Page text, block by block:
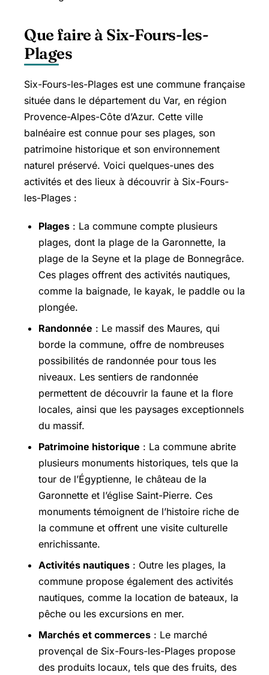
Que faire à Six-Fours-les-
Plages
Six-Fours-les-Plages est une commune française
située dans le département du Var, en région
Provence-Alpes-Côte d’Azur. Cette ville
balnéaire est connue pour ses plages, son
patrimoine historique et son environnement
naturel préservé. Voici quelques-unes des
activités et des lieux à découvrir à Six-Fours-
les-Plages :
Plages : La commune compte plusieurs
plages, dont la plage de la Garonnette, la
plage de la Seyne et la plage de Bonnegrâce.
Ces plages offrent des activités nautiques,
comme la baignade, le kayak, le paddle ou la
plongée.
Randonnée : Le massif des Maures, qui
borde la commune, offre de nombreuses
possibilités de randonnée pour tous les
niveaux. Les sentiers de randonnée
permettent de découvrir la faune et la flore
locales, ainsi que les paysages exceptionnels
du massif.
Patrimoine historique : La commune abrite
plusieurs monuments historiques, tels que la
tour de l’Égyptienne, le château de la
Garonnette et l’église Saint-Pierre. Ces
monuments témoignent de l’histoire riche de
la commune et offrent une visite culturelle
enrichissante.
Activités nautiques : Outre les plages, la
commune propose également des activités
nautiques, comme la location de bateaux, la
pêche ou les excursions en mer.
Marchés et commerces : Le marché
provençal de Six-Fours-les-Plages propose
des produits locaux, tels que des fruits, des